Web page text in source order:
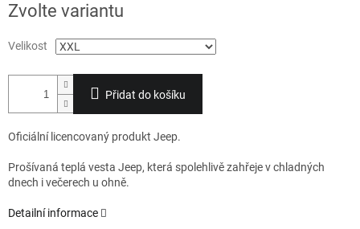
cena:
Zvolte variantu
Velikost
Přidat do košíku
Oficiální licencovaný produkt Jeep.
Prošívaná teplá vesta Jeep, která spolehlivě zahřeje v chladných
dnech i večerech u ohně.
Detailní informace